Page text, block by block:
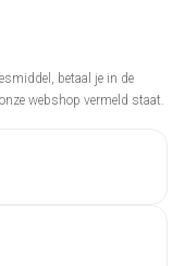
betaal je in de
webshop vermeld staat.